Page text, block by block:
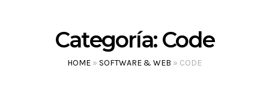
Categoría: Code
HOME » SOFTWARE & WEB » CODE